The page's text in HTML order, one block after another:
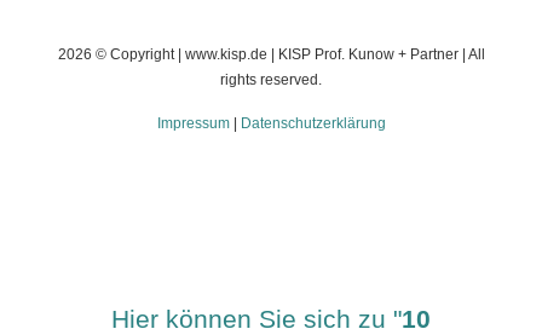
2026 © Copyright | www.kisp.de | KISP Prof. Kunow + Partner | All
rights reserved.
Impressum| Datenschutzerklärung
Hier können Sie sich zu "10